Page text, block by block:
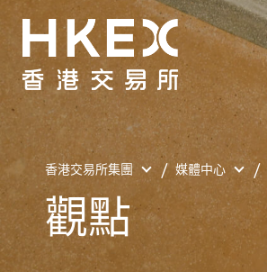
香港交易所集團 媒體中心
觀點